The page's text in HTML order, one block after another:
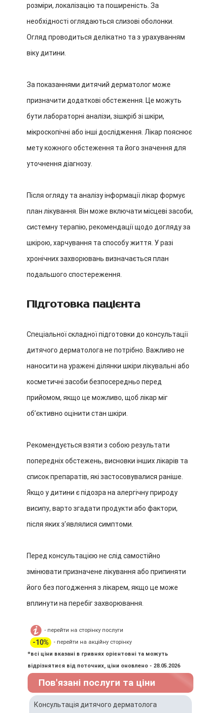
розміри, локалізацію та поширеність. За
необхідності оглядаються слизові оболонки.
Огляд проводиться делікатно та з урахуванням
віку дитини.
За показаннями дитячий дерматолог може
призначити додаткові обстеження. Це можуть
бути лабораторні аналізи, зішкріб зі шкіри,
мікроскопічні або інші дослідження. Лікар пояснює
мету кожного обстеження та його значення для
уточнення діагнозу.
Після огляду та аналізу інформації лікар формує
план лікування. Він може включати місцеві засоби,
системну терапію, рекомендації щодо догляду за
шкірою, харчування та способу життя. У разі
хронічних захворювань визначається план
подальшого спостереження.
Підготовка пацієнта
Спеціальної складної підготовки до консультації
дитячого дерматолога не потрібно. Важливо не
наносити на уражені ділянки шкіри лікувальні або
косметичні засоби безпосередньо перед
прийомом, якщо це можливо, щоб лікар міг
обʼєктивно оцінити стан шкіри.
Рекомендується взяти з собою результати
попередніх обстежень, висновки інших лікарів та
список препаратів, які застосовувалися раніше.
Якщо у дитини є підозра на алергічну природу
висипу, варто згадати продукти або фактори,
після яких зʼявлялися симптоми.
Перед консультацією не слід самостійно
змінювати призначене лікування або припиняти
його без погодження з лікарем, якщо це може
вплинути на перебіг захворювання.
- перейти на сторінку послуги
-10%
- перейти на акційну сторінку
*всі ціни вказані в гривнях орієнтовні та можуть
відрізнятися від поточних, ціни оновлено - 28.05.2026
Пов'язані послуги та ціни
Консультація дитячого дерматолога